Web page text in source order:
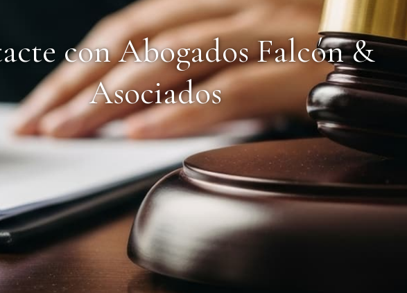
con Abogados Falcón &
Asociados